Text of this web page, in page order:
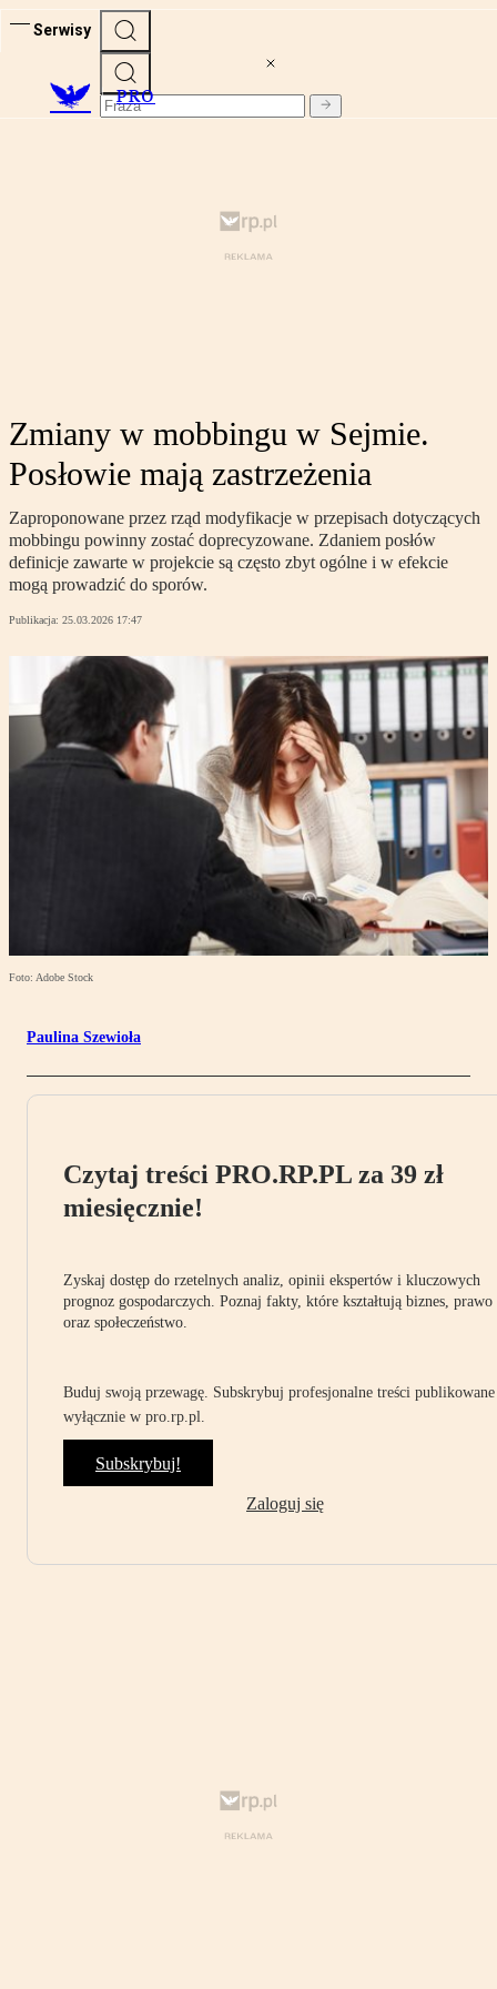
Serwisy
PRO
Zmiany w mobbingu w Sejmie.
Posłowie mają zastrzeżenia
Zaproponowane przez rząd modyfikacje w przepisach dotyczących
mobbingu powinny zostać doprecyzowane. Zdaniem posłów
definicje zawarte w projekcie są często zbyt ogólne i w efekcie
mogą prowadzić do sporów.
Publikacja: 25.03.2026 17:47
Foto: Adobe Stock
Paulina Szewioła
Czytaj treści PRO.RP.PL za 39 zł
miesięcznie!
Zyskaj dostęp do rzetelnych analiz, opinii ekspertów i kluczowych
prognoz gospodarczych. Poznaj fakty, które kształtują biznes, prawo
oraz społeczeństwo.
Buduj swoją przewagę. Subskrybuj profesjonalne treści publikowane
wyłącznie w pro.rp.pl.
Subskrybuj!
Zaloguj się